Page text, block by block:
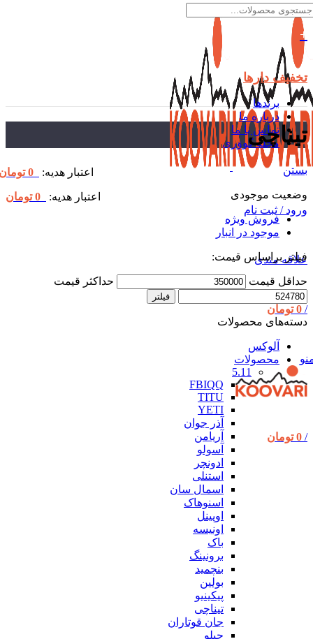
ورود / ثبت نام
علاقه مندی
/
0 تومان
/
0 تومان
تخفیف دارها
برندها
درباره ما
تماس با ما
مجله کووَری
اعتبار هدیه: 0
اعتبار هدیه: 0 تومان
تیناچی
بستن
وضعیت موجودی
فروش ویژه
موجود در انبار
فیلتر براساس قیمت:
حداقل قیمت حداکثر قیمت
فیلتر
دسته‌های محصولات
آلوکس
محصولات
5.11
FBIQQ
TITU
YETI
آذر جوان
آریامن
آسولو
ادونچر
استنلی
اسمال سان
اسنوهاک
اوپینل
اونیسه
باک
برونینگ
بنچمید
بولین
پیکینیو
تیناچی
جان قوتاران
جیلو